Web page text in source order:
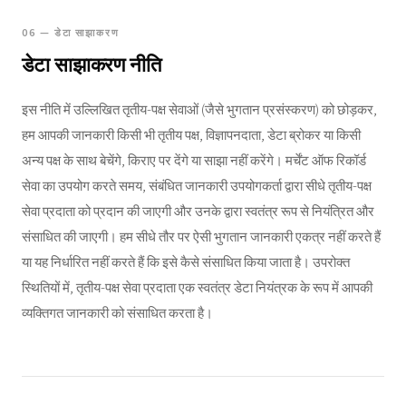
06 — डेटा साझाकरण
डेटा साझाकरण नीति
इस नीति में उल्लिखित तृतीय-पक्ष सेवाओं (जैसे भुगतान प्रसंस्करण) को छोड़कर,
हम आपकी जानकारी किसी भी तृतीय पक्ष, विज्ञापनदाता, डेटा ब्रोकर या किसी
अन्य पक्ष के साथ बेचेंगे, किराए पर देंगे या साझा नहीं करेंगे। मर्चेंट ऑफ रिकॉर्ड
सेवा का उपयोग करते समय, संबंधित जानकारी उपयोगकर्ता द्वारा सीधे तृतीय-पक्ष
सेवा प्रदाता को प्रदान की जाएगी और उनके द्वारा स्वतंत्र रूप से नियंत्रित और
संसाधित की जाएगी। हम सीधे तौर पर ऐसी भुगतान जानकारी एकत्र नहीं करते हैं
या यह निर्धारित नहीं करते हैं कि इसे कैसे संसाधित किया जाता है। उपरोक्त
स्थितियों में, तृतीय-पक्ष सेवा प्रदाता एक स्वतंत्र डेटा नियंत्रक के रूप में आपकी
व्यक्तिगत जानकारी को संसाधित करता है।